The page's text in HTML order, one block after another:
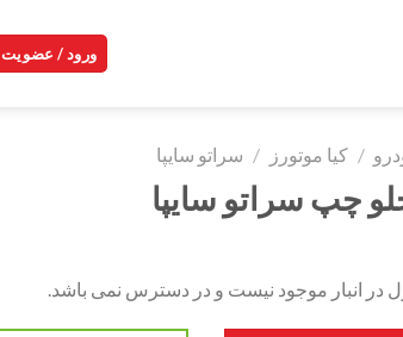
ورود / عضویت
/ کیا موتورز / سراتو سایپا
چپ سراتو سایپا
در انبار موجود نیست و در دسترس نمی باشد.